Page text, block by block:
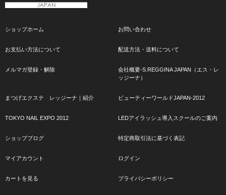
ショップホーム お問い合わせ
お支払い方法について 配送方法・送料について
メルマガ登録・解除
会社概要-S.REGGINA JAPAN（エス・レ
ッジーナ）
まつげエクステ レッジーナ｜紹介 ビューティーワールドJAPAN-2012
TOKYO NAIL EXPO 2012 LEDアイラッシュ導入スクールのご案内
ショップブログ 特定商取引法に基づく表記
マイアカウント ログイン
カートを見る プライバシーポリシー